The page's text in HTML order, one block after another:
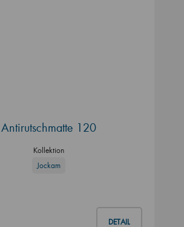
Antirutschmatte 120
Kollektion
Jockam
DETAIL